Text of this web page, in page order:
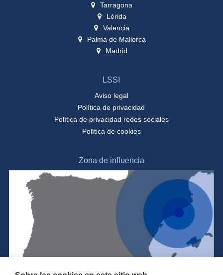
Tarragona
Lérida
Valencia
Palma de Mallorca
Madrid
LSSI
Aviso legal
Política de privacidad
Política de privacidad redes sociales
Política de cookies
Zona de influencia